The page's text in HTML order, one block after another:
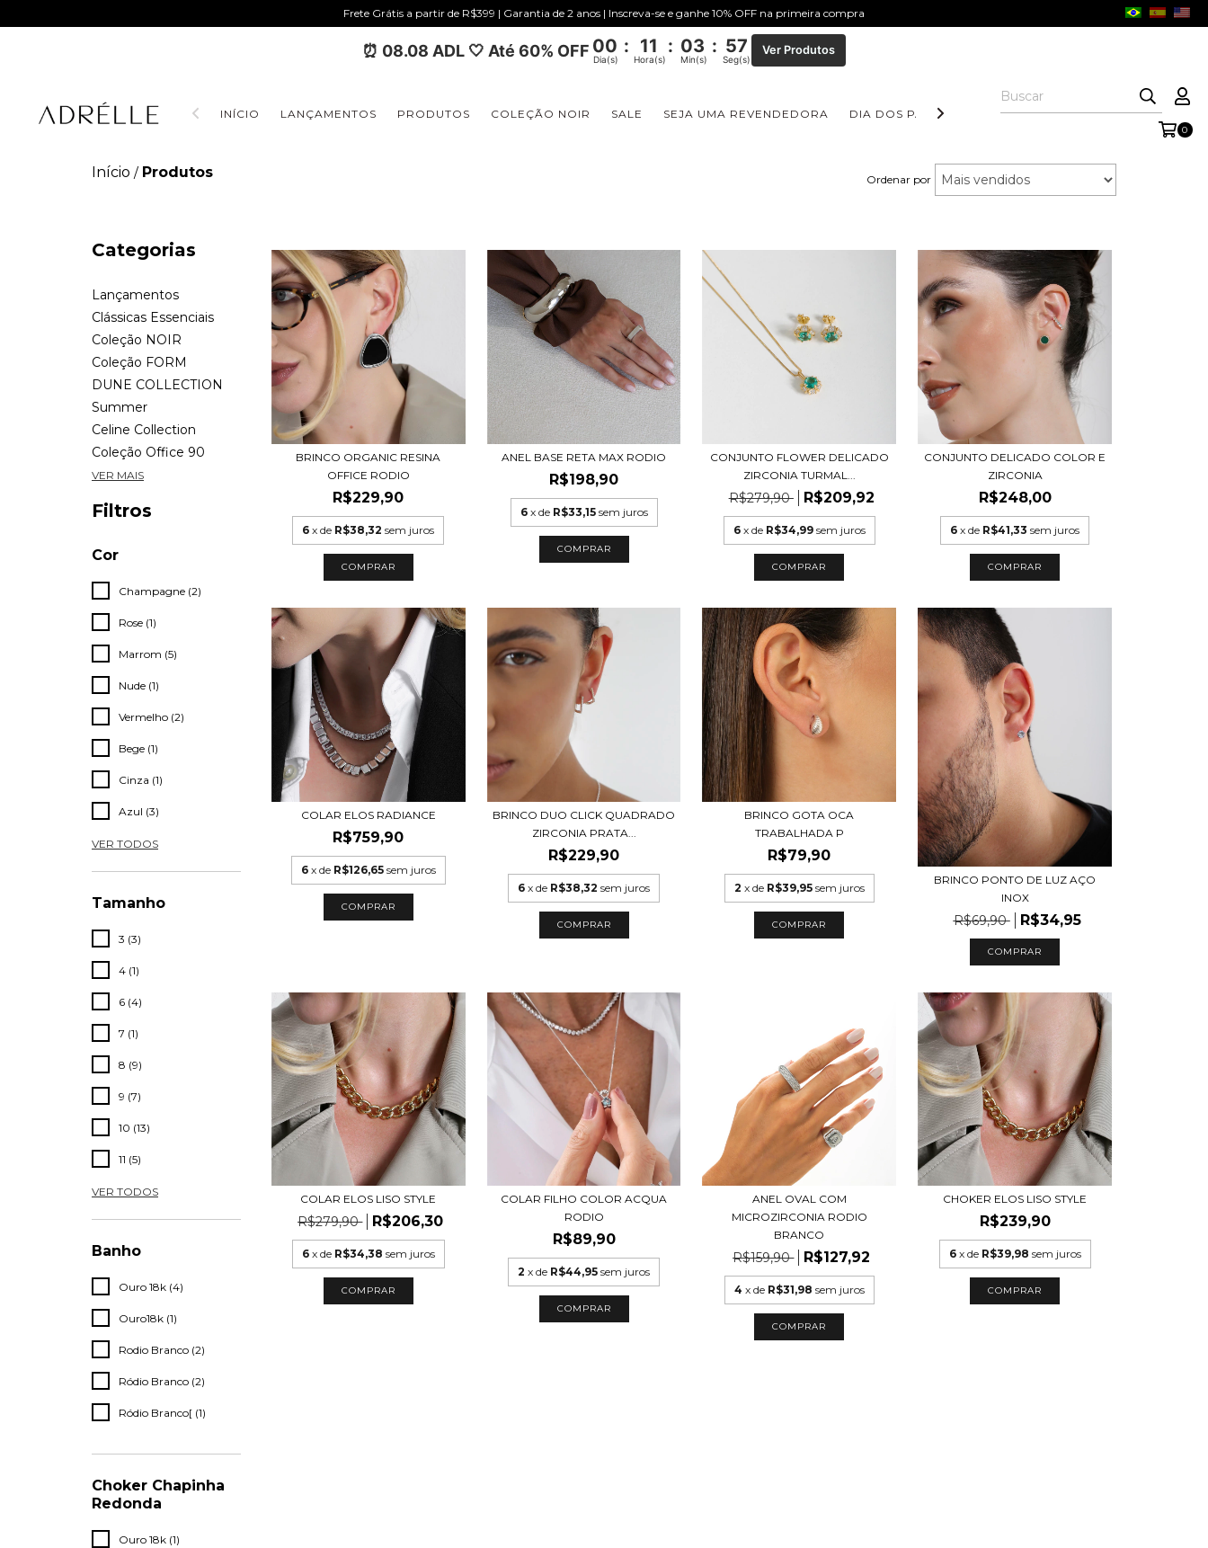
Frete Grátis a partir de R$399 | Garantia de 2 anos | Inscreva-se e ganhe 10% OFF na primeira compra
⏰ 08.08 ADL 🤍 Até 60% OFF 00 : 11 : 03 : 56
Dia(s) Hora(s) Min(s) Seg(s)
Ver Produtos
INÍCIO LANÇAMENTOS PRODUTOS COLEÇÃO NOIR SALE SEJA UMA REVENDEDORA DIA DOS PAIS COLEÇÃO AURORA COLEÇÃO FORM
0
Início / Produtos Ordenar por
Categorias
Lançamentos
Clássicas Essenciais
Coleção NOIR
Coleção FORM
DUNE COLLECTION
Summer
Celine Collection
Coleção Office 90
VER MAIS
Filtros
Cor
Champagne (2)
Rose (1)
Marrom (5)
Nude (1)
Vermelho (2)
Bege (1)
Cinza (1)
Azul (3)
VER TODOS
Tamanho
3 (3)
4 (1)
6 (4)
7 (1)
8 (9)
9 (7)
10 (13)
11 (5)
VER TODOS
Banho
Ouro 18k (4)
Ouro18k (1)
Rodio Branco (2)
Ródio Branco (2)
Ródio Branco[ (1)
Choker Chapinha
Redonda
Ouro 18k (1)
BRINCO ORGANIC RESINA
OFFICE RODIO
R$229,90
6 x de R$38,32 sem juros
COMPRAR
ANEL BASE RETA MAX RODIO
R$198,90
6 x de R$33,15 sem juros
COMPRAR
CONJUNTO FLOWER DELICADO
ZIRCONIA TURMAL...
R$279,90 R$209,92
6 x de R$34,99 sem juros
COMPRAR
CONJUNTO DELICADO COLOR E
ZIRCONIA
R$248,00
6 x de R$41,33 sem juros
COMPRAR
COLAR ELOS RADIANCE
R$759,90
6 x de R$126,65 sem juros
COMPRAR
BRINCO DUO CLICK QUADRADO
ZIRCONIA PRATA...
R$229,90
6 x de R$38,32 sem juros
BRINCO GOTA OCA
TRABALHADA P
R$79,90
2 x de R$39,95 sem juros
COMPRAR
BRINCO PONTO DE LUZ AÇO
INOX
R$69,90 R$34,95
COLAR ELOS LISO STYLE
R$279,90 R$206,30
6 x de R$34,38 sem juros
COLAR FILHO COLOR ACQUA
RODIO
R$89,90
2 x de R$44,95 sem juros
ANEL OVAL COM
MICROZIRCONIA RODIO
BRANCO
R$159,90 R$127,92
4 x de R$31,98 sem juros
COMPRAR
CHOKER ELOS LISO STYLE
R$239,90
6 x de R$39,98 sem juros